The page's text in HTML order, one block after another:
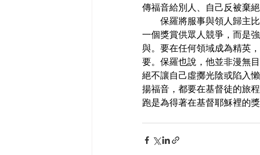
傳福音給別人、自己反被棄
保羅將服事與領人歸主比
一個獎賞供眾人競爭，而是
與。要在任何領域成為精英
要。保羅也說，他並非漫無
絕不讓自己虛擲光陰或陷入
揚福音，都要在基督徒的旅
跑是為得著在基督耶穌裡的